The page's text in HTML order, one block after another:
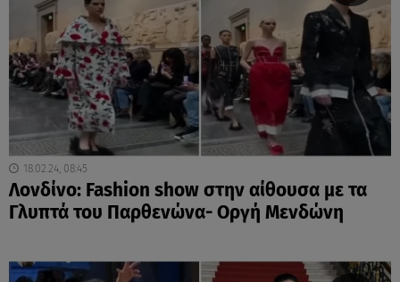
18.02.24, 08:45
Λονδίνο: Fashion show στην αίθουσα με τα
Γλυπτά του Παρθενώνα- Oργή Μενδώνη